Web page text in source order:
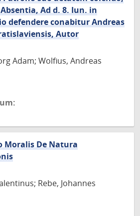
Ad d. 8. Iun. in
defendere conabitur Andreas
Autor
Adam; Wolfius, Andreas
Moralis De Natura
Rebe, Johannes